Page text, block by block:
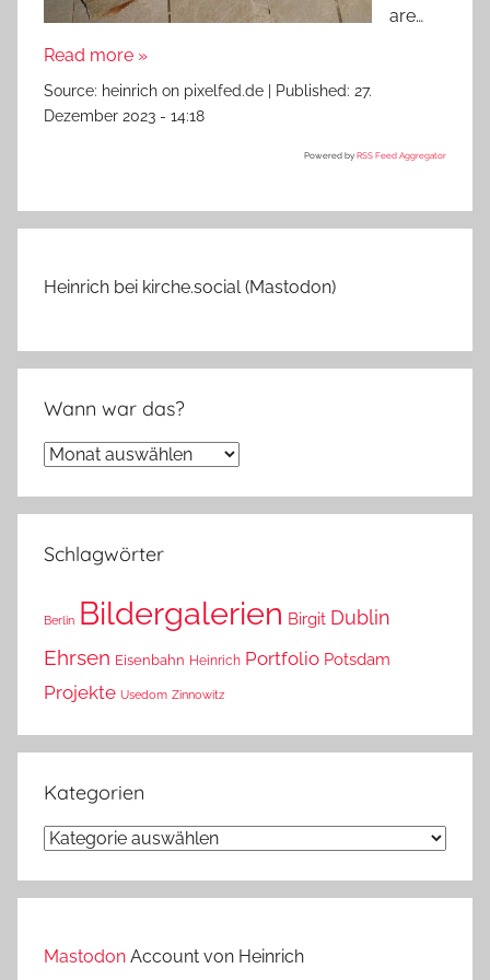
are…
Read more »
Source: heinrich on pixelfed.de Published: 27.
Dezember 2023 - 14:18
Powered by RSS Feed Aggregator
Heinrich bei kirche.social (Mastodon)
Wann war das?
Wann
das?
Schlagwörter
Berlin Bildergalerien Birgit Dublin
Ehrsen Eisenbahn Heinrich Portfolio Potsdam
Projekte Usedom Zinnowitz
Kategorien
Kategorien
Mastodon Account von Heinrich